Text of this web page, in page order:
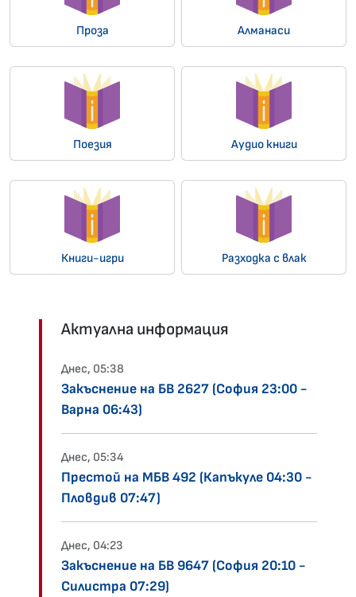
Проза Алманаси
Поезия Аудио книги
Книги-игри Разходка с влак
Актуална информация
Днес, 05:38
Закъснение на БВ 2627 (София 23:00 -
Варна 06:43)
Днес, 05:34
Престой на МБВ 492 (Капъкуле 04:30 -
Пловдив 07:47)
Днес, 04:23
Закъснение на БВ 9647 (София 20:10 -
Силистра 07:29)